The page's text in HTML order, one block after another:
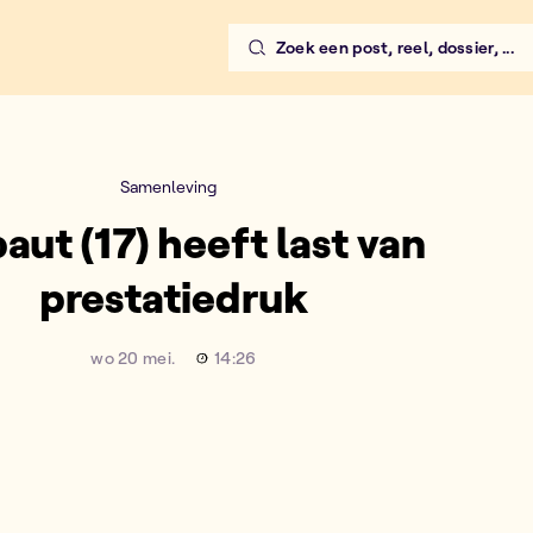
Zoek een post, reel, dossier, ...
Samenleving
(17) heeft last van
prestatiedruk
wo 20 mei. 14:26